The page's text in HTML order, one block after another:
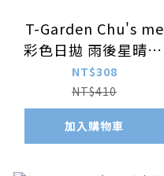
T-Garden Chu's me
彩色日拋 雨後星晴10
片裝/盒
NT$308
NT$410
加入購物車